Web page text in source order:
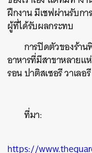
ฝึกงาน มีเชฟผ่านรับก
ผู้ที่ได้รับผลกระทบ
การปิดตัวของร้าน
อาหารที่มีสาขาหลายแ
รอน ปาติสเซอรี วาเลอรี
ที่มา:
https://